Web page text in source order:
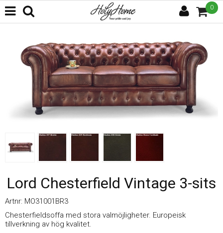
0
Lord Chesterfield Vintage 3-sits
Artnr: MO31001BR3
Chesterfieldsoffa med stora valmöjligheter. Europeisk
tillverkning av hög kvalitet.